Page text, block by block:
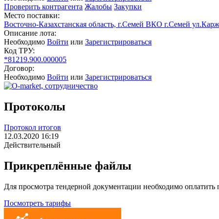
Проверить контрагента Жалобы Закупки
Место поставки:
Восточно-Казахстанская область, г.Семей ВКО г.Семей
Описание лота:
Необходимо Войти или Зарегистрироваться
Код ТРУ:
*81219.900.000005
Договор:
Необходимо Войти или Зарегистрироваться
Протоколы
Протокол итогов
12.03.2020 16:19
Действительный
Прикреплённые файлы
Для просмотра тендерной документации необходимо оплатить
Посмотреть тарифы